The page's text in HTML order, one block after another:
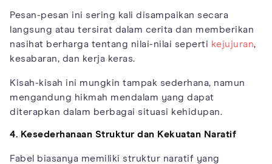
Pesan-pesan ini sering kali disampaikan secara
langsung atau tersirat dalam cerita dan memberikan
nasihat berharga tentang nilai-nilai seperti kejujuran,
kesabaran, dan kerja keras.
Kisah-kisah ini mungkin tampak sederhana, namun
mengandung hikmah mendalam yang dapat
diterapkan dalam berbagai situasi kehidupan.
4. Kesederhanaan Struktur dan Kekuatan Naratif
Fabel biasanya memiliki struktur naratif yang